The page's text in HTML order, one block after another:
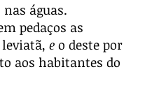
águas.
pedaços as
leviatã, e o deste por
aos habitantes do